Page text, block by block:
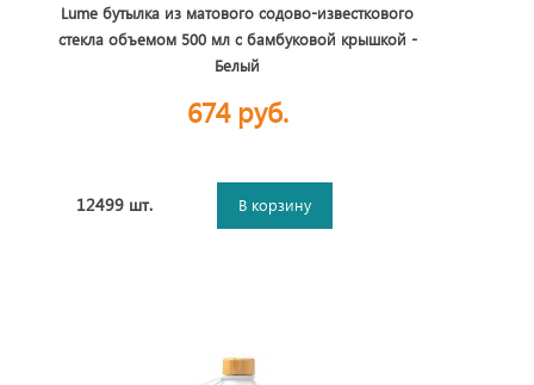
Lume бутылка из матового содово-известкового
стекла объемом 500 мл с бамбуковой крышкой -
Белый
674 руб.
12499 шт. В корзину